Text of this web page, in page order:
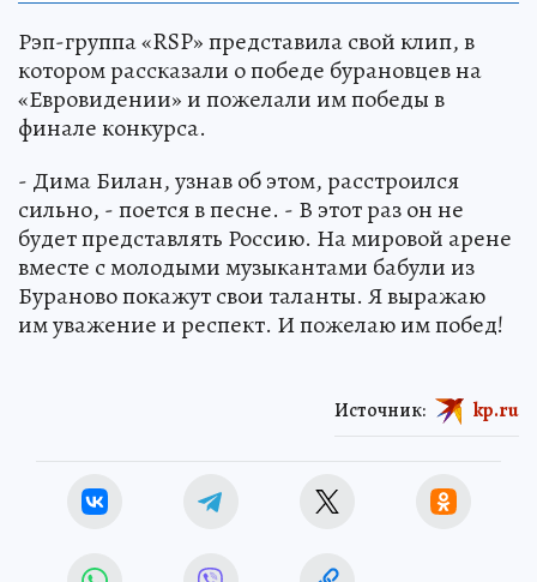
Рэп-группа «RSP» представила свой клип, в
котором рассказали о победе бурановцев на
«Евровидении» и пожелали им победы в
финале конкурса.
- Дима Билан, узнав об этом, расстроился
сильно, - поется в песне. - В этот раз он не
будет представлять Россию. На мировой арене
вместе с молодыми музыкантами бабули из
Бураново покажут свои таланты. Я выражаю
им уважение и респект. И пожелаю им побед!
Источник: kp.ru